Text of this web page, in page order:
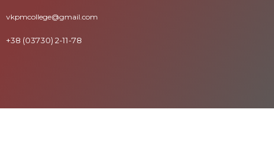
vkpmcollege@gmail.com
+38 (03730) 2-11-78